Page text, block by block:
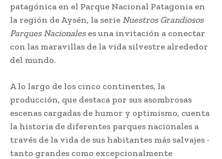
patagónica en el Parque Nacional Patagonia en
la región de Aysén, la serie Nuestros Grandiosos
Parques Nacionaleses una invitación a conectar
con las maravillas de la vida silvestre alrededor
del mundo.
A lo largo de los cinco continentes, la
producción, que destaca por sus asombrosas
escenas cargadas de humor y optimismo, cuenta
la historia de diferentes parques nacionales a
través de la vida de sus habitantes más salvajes -
tanto grandes como excepcionalmente